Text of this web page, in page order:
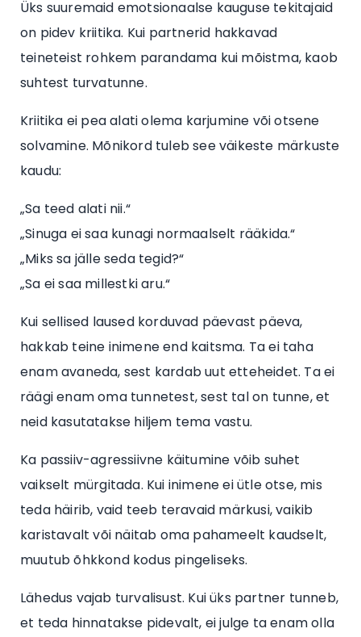
Üks suuremaid emotsionaalse kauguse tekitajaid
on pidev kriitika. Kui partnerid hakkavad
teineteist rohkem parandama kui mõistma, kaob
suhtest turvatunne.
Kriitika ei pea alati olema karjumine või otsene
solvamine. Mõnikord tuleb see väikeste märkuste
kaudu:
„Sa teed alati nii.“
„Sinuga ei saa kunagi normaalselt rääkida.“
„Miks sa jälle seda tegid?“
„Sa ei saa millestki aru.“
Kui sellised laused korduvad päevast päeva,
hakkab teine inimene end kaitsma. Ta ei taha
enam avaneda, sest kardab uut etteheidet. Ta ei
räägi enam oma tunnetest, sest tal on tunne, et
neid kasutatakse hiljem tema vastu.
Ka passiiv-agressiivne käitumine võib suhet
vaikselt mürgitada. Kui inimene ei ütle otse, mis
teda häirib, vaid teeb teravaid märkusi, vaikib
karistavalt või näitab oma pahameelt kaudselt,
muutub õhkkond kodus pingeliseks.
Lähedus vajab turvalisust. Kui üks partner tunneb,
et teda hinnatakse pidevalt, ei julge ta enam olla